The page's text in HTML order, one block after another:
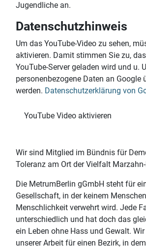
Jugendliche an.
Datenschutzhinweis
Um das YouTube-Video zu sehen,
aktivieren. Damit stimmen Sie zu,
YouTube-Server geladen wird und u.
personenbezogene Daten an Google
werden. Datenschutzerklärung von
Wir sind Mitglied im Bündnis für
Toleranz am Ort der Vielfalt
Die MetrumBerlin gGmbH steht für
Gesellschaft, in der keinem
Menschlichkeit verwehrt wird. Jede
unterschiedlich und hat doch das
ein Leben ohne Hass und Gewalt.
unserer Arbeit für einen Bezirk, in